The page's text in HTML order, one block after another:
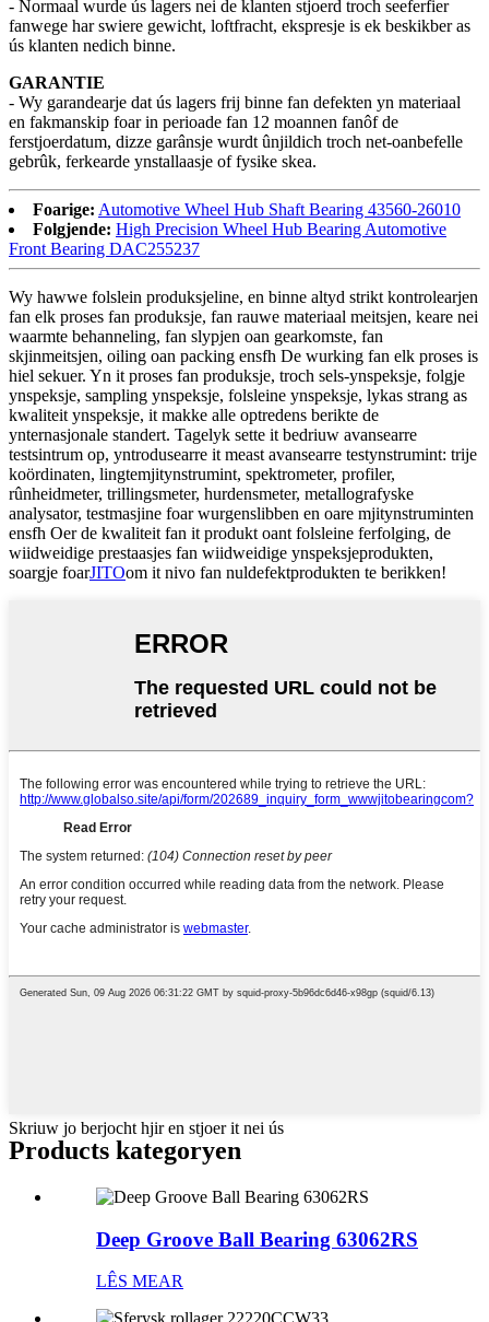
- Normaal wurde ús lagers nei de klanten stjoerd troch seeferfier
fanwege har swiere gewicht, loftfracht, ekspresje is ek beskikber as
ús klanten nedich binne.
GARANTIE
- Wy garandearje dat ús lagers frij binne fan defekten yn materiaal
en fakmanskip foar in perioade fan 12 moannen fanôf de
ferstjoerdatum, dizze garânsje wurdt ûnjildich troch net-oanbefelle
gebrûk, ferkearde ynstallaasje of fysike skea.
Foarige: Automotive Wheel Hub Shaft Bearing 43560-26010
Folgjende: High Precision Wheel Hub Bearing Automotive
Front Bearing DAC255237
Wy hawwe folslein produksjeline, en binne altyd strikt kontrolearjen
fan elk proses fan produksje, fan rauwe materiaal meitsjen, keare nei
waarmte behanneling, fan slypjen oan gearkomste, fan
skjinmeitsjen, oiling oan packing ensfh De wurking fan elk proses is
hiel sekuer. Yn it proses fan produksje, troch sels-ynspeksje, folgje
ynspeksje, sampling ynspeksje, folsleine ynspeksje, lykas strang as
kwaliteit ynspeksje, it makke alle optredens berikte de
ynternasjonale standert. Tagelyk sette it bedriuw avansearre
testsintrum op, yntrodusearre it meast avansearre testynstrumint: trije
koördinaten, lingtemjitynstrumint, spektrometer, profiler,
rûnheidmeter, trillingsmeter, hurdensmeter, metallografyske
analysator, testmasjine foar wurgenslibben en oare mjitynstruminten
ensfh Oer de kwaliteit fan it produkt oant folsleine ferfolging, de
wiidweidige prestaasjes fan wiidweidige ynspeksjeprodukten,
soargje foarJITOom it nivo fan nuldefektprodukten te berikken!
Skriuw jo berjocht hjir en stjoer it nei ús
Products kategoryen
Deep Groove Ball Bearing 63062RS
LÊS MEAR